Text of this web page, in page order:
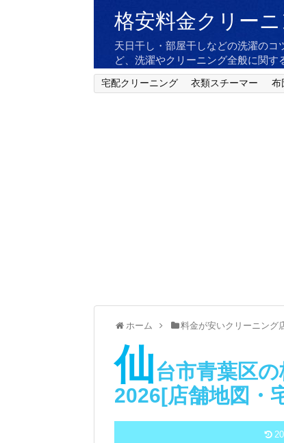
格安料金クリー
天日干し・部屋干しなどの洗濯の
ど、洗濯やクリーニング全般に関す
宅配クリーニング 衣類スチーマー 布
ホーム 料金が安いクリーニング
仙台市青葉区
2026[店舗地図・